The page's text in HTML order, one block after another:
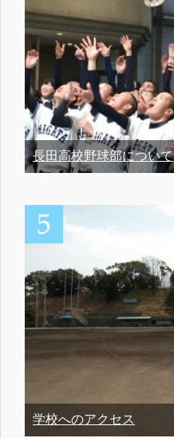
長田高校野球部について
学校へのアクセス